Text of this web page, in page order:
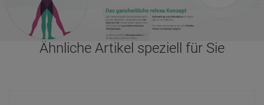
Ähnliche Artikel speziell für Sie